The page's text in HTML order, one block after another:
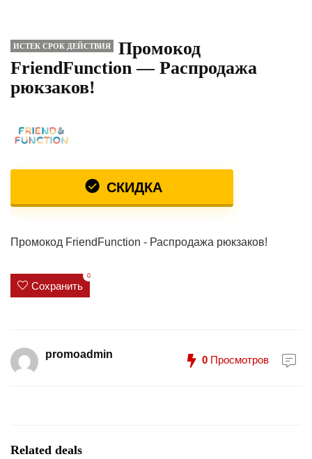
ИСТЕК СРОК ДЕЙСТВИЯ
Промокод
FriendFunction — Распродажа
рюкзаков!
СКИДКА
Промокод FriendFunction - Распродажа рюкзаков!
Сохранить
0
promoadmin 0 Просмотров
Related deals